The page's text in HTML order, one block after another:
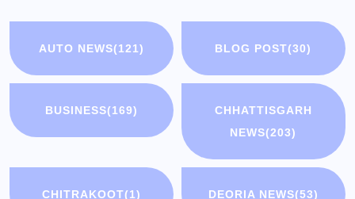
AUTO NEWS(121) BLOG POST(30)
BUSINESS(169)
CHHATTISGARH
NEWS(203)
CHITRAKOOT(1) DEORIA NEWS(53)